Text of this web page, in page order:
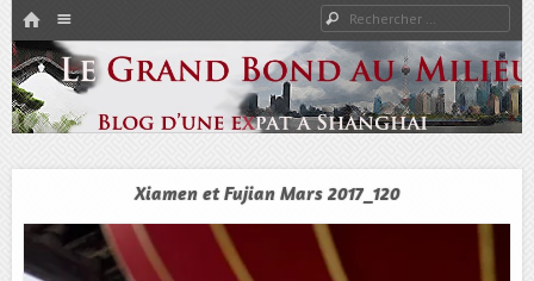
HOME
PASSER AU CONTENU
Rechercher
Le Grand Bond Au Milieu
Expat à Shanghai en famille – Vivre en Chine – Blog
Xiamen et Fujian Mars 2017_120